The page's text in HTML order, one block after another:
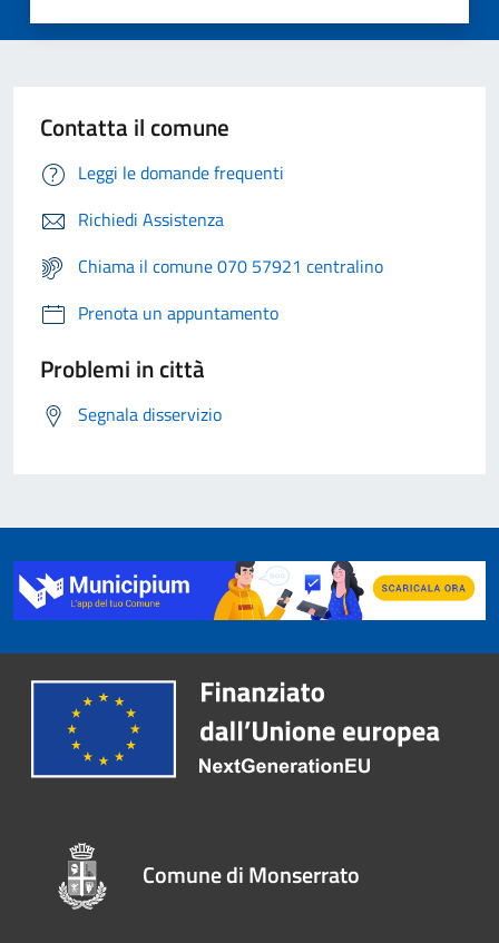
Contatta il comune
Leggi le domande frequenti
Richiedi Assistenza
Chiama il comune 070 57921 centralino
Prenota un appuntamento
Problemi in città
Segnala disservizio
Comune di Monserrato